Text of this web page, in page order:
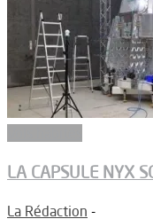
LA CAPSULE NYX
La Rédaction -